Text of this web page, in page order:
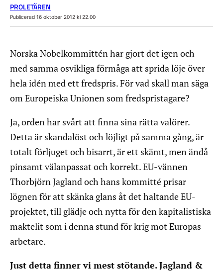
PROLETÄREN
Publicerad 16 oktober 2012 kl 22.00
Norska Nobelkommittén har gjort det igen och
med samma osvikliga förmåga att sprida löje över
hela idén med ett fredspris. För vad skall man säga
om Europeiska Unionen som fredspristagare?
Ja, orden har svårt att finna sina rätta valörer.
Detta är skandalöst och löjligt på samma gång, är
totalt förljuget och bisarrt, är ett skämt, men ändå
pinsamt välanpassat och korrekt. EU-vännen
Thorbjörn Jagland och hans kommitté prisar
lögnen för att skänka glans åt det haltande EU-
projektet, till glädje och nytta för den kapitalistiska
maktelit som i denna stund för krig mot Europas
arbetare.
Just detta finner vi mest stötande. Jagland &